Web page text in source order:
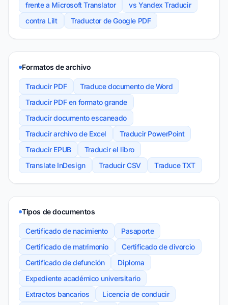
frente a Microsoft Translator
vs Yandex Traducir
contra Lilt
Traductor de Google PDF
Formatos de archivo
Traducir PDF
Traduce documento de Word
Traducir PDF en formato grande
Traducir documento escaneado
Traducir archivo de Excel
Traducir PowerPoint
Traducir EPUB
Traducir el libro
Translate InDesign
Traducir CSV Traduce TXT
Tipos de documentos
Certificado de nacimiento
Pasaporte
Certificado de matrimonio
Certificado de divorcio
Certificado de defunción
Diploma
Expediente académico universitario
Extractos bancarios
Licencia de conducir